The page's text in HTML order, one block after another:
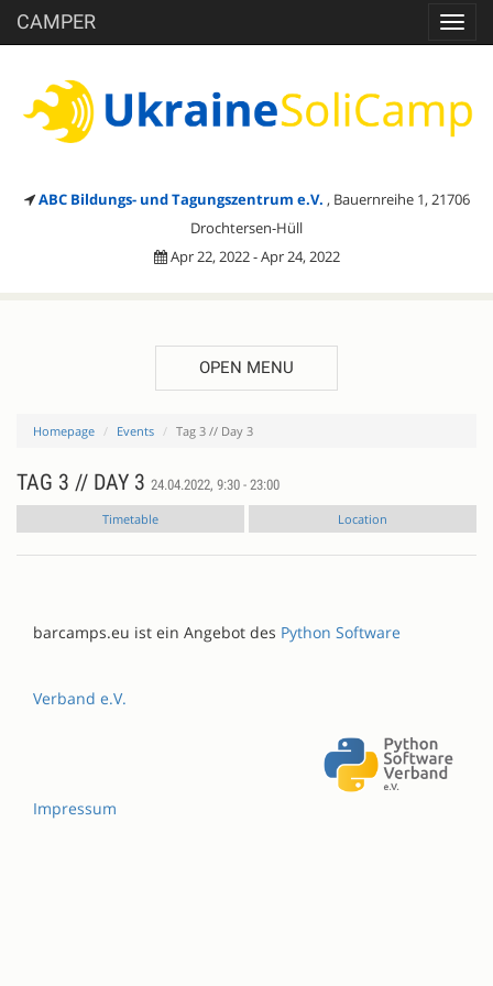
CAMPER
ABC Bildungs- und Tagungszentrum e.V. , Bauernreihe 1, 21706
Drochtersen-Hüll
Apr 22, 2022 - Apr 24, 2022
OPEN MENU
Homepage Events Tag 3 // Day 3
TAG 3 // DAY 3 24.04.2022, 9:30 - 23:00
Timetable Location
barcamps.eu ist ein Angebot des Python Software
Verband e.V.
Impressum